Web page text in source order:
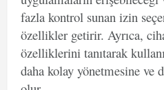
fazla kontrol sunan izin
özellikler getirir. Ayrıca,
özelliklerini tanıtarak
daha kolay yönetmesine ve